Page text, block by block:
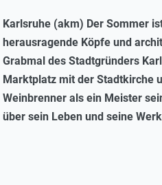
Karlsruhe (akm) Der Sommer
herausragende Köpfe und
Grabmal des Stadtgründers
Marktplatz mit der Stadtkirche
Weinbrenner als ein Meister
über sein Leben und seine